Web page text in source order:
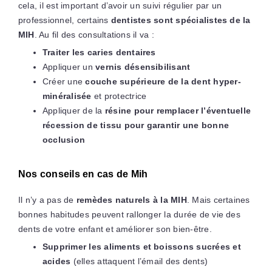
cela, il est important d’avoir un suivi régulier par un
professionnel, certains dentistes sont spécialistes de la
MIH. Au fil des consultations il va :
Traiter les caries dentaires
Appliquer unvernis désensibilisant
Créer unecouche supérieure de la dent hyper-
minéralisée et protectrice
Appliquer de la résine pour remplacer l’éventuelle
récession de tissu pour garantir une bonne
occlusion
Nos conseils en cas de Mih
Il n’y a pas de remèdes naturels à la MIH. Mais certaines
bonnes habitudes peuvent rallonger la durée de vie des
dents de votre enfant et améliorer son bien-être.
Supprimer les aliments et boissons sucrées et
acides (elles attaquent l’émail des dents)